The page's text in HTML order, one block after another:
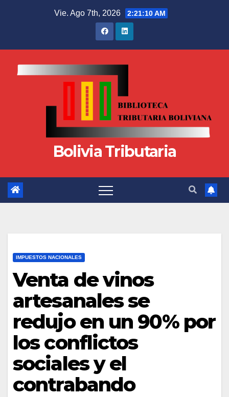
Vie. Ago 7th, 2026 2:21:11 AM
Bolivia Tributaria
IMPUESTOS NACIONALES
Venta de vinos
artesanales se
redujo en un 90% por
los conflictos
sociales y el
contrabando